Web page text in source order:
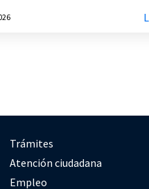
Trámites
Atención ciudadana
Empleo